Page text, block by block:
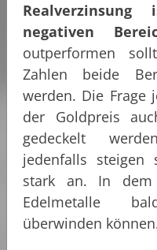
negativen
outperformen
Zahlen beide
werden. Die Frage
der Goldpreis
gedeckelt
jedenfalls steigen
stark an. In
Edelmetalle
überwinden